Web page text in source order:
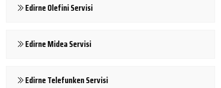
Edirne Olefini Servisi
Edirne Midea Servisi
Edirne Telefunken Servisi